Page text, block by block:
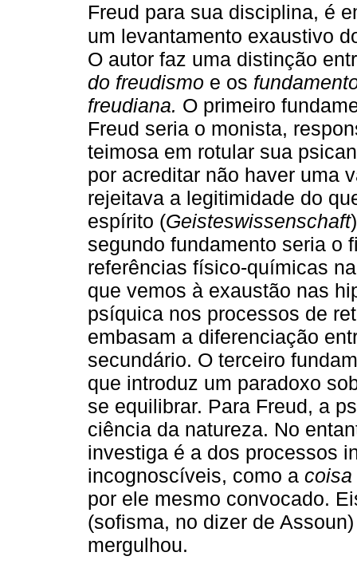
Freud para sua disciplina, é
um levantamento exaustivo
O autor faz uma distinção
do freudismo e os
freudiana. O primeiro
Freud seria o monista,
teimosa em rotular sua
por acreditar não haver uma
rejeitava a legitimidade do
espírito (Geisteswissenschaft
segundo fundamento seria o
referências físico-químicas
que vemos à exaustão nas
psíquica nos processos de
embasam a diferenciação
secundário. O terceiro
que introduz um paradoxo
se equilibrar. Para Freud, a
ciência da natureza. No
investiga é a dos processos
incognoscíveis, como a coisa
por ele mesmo convocado.
(sofisma, no dizer de
mergulhou.